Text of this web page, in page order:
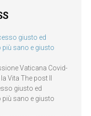
giusto ed
più sano e giusto
Vaticana Covid-
Vita The post Il
giusto ed
più sano e giusto